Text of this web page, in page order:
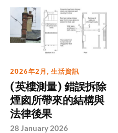
2026年2月,生活資訊
(英樓測量) 錯誤拆除
煙囪所帶來的結構與
法律後果
28 January 2026